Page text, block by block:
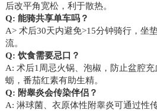
后改平角宽松，利于散热。
Q: 能骑共享单车吗？
A> 术后30天内避免>15分钟骑行，坐
流。
Q: 饮食需要忌口？
A: 术后1周忌火锅、泡椒，防止盆腔
蛎，番茄红素有助生精。
Q: 附睾炎会传染伴侣？
A: 淋球菌、衣原体性附睾炎可通过性